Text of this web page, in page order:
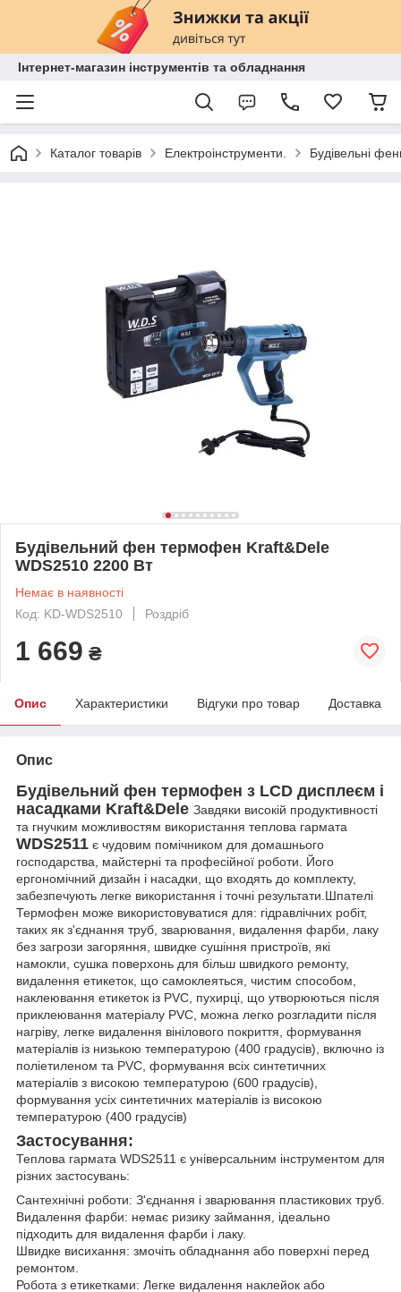
Інтернет-магазин інструментів та обладнання
Каталог товарів Електроінструменти. Будівельні
Будівельний фен термофен Kraft&Dele
WDS2510 2200 Вт
Немає в наявності
Код: KD-WDS2510
Роздріб
1 669 ₴
Опис Характеристики Відгуки про товар Доставка
Опис
Будівельний фен термофен з LCD дисплеєм і
насадками Kraft&Dele Завдяки високій продуктивності
та гнучким можливостям використання теплова гармата
WDS2511 є чудовим помічником для домашнього
господарства, майстерні та професійної роботи. Його
ергономічний дизайн і насадки, що входять до комплекту,
забезпечують легке використання і точні результати.Шпателі
Термофен може використовуватися для: гідравлічних робіт,
таких як з'єднання труб, зварювання, видалення фарби, лаку
без загрози загоряння, швидке сушіння пристроїв, які
намокли, сушка поверхонь для більш швидкого ремонту,
видалення етикеток, що самоклеяться, чистим способом,
наклеювання етикеток із PVC, пухирці, що утворюються після
приклеювання матеріалу PVC, можна легко розгладити після
нагріву, легке видалення вінілового покриття, формування
матеріалів із низькою температурою (400 градусів), включно із
поліетиленом та PVC, формування всіх синтетичних
матеріалів з високою температурою (600 градусів),
формування усіх синтетичних матеріалів із високою
температурою (400 градусів)
Застосування:
Теплова гармата WDS2511 є універсальним інструментом для
різних застосувань:
Сантехнічні роботи: З'єднання і зварювання пластикових труб.
Видалення фарби: немає ризику займання, ідеально
підходить для видалення фарби і лаку.
Швидке висихання: змочіть обладнання або поверхні перед
ремонтом.
Робота з етикетками: Легке видалення наклейок або